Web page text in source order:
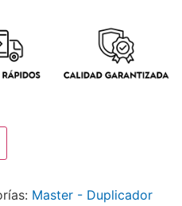
Master - Duplicador